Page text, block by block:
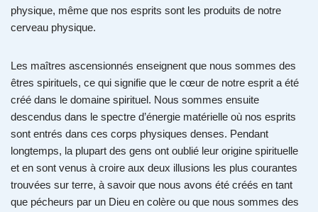
physique, même que nos esprits sont les produits de notre
cerveau physique.
Les maîtres ascensionnés enseignent que nous sommes des
êtres spirituels, ce qui signifie que le cœur de notre esprit a été
créé dans le domaine spirituel. Nous sommes ensuite
descendus dans le spectre d’énergie matérielle où nos esprits
sont entrés dans ces corps physiques denses. Pendant
longtemps, la plupart des gens ont oublié leur origine spirituelle
et en sont venus à croire aux deux illusions les plus courantes
trouvées sur terre, à savoir que nous avons été créés en tant
que pécheurs par un Dieu en colère ou que nous sommes des